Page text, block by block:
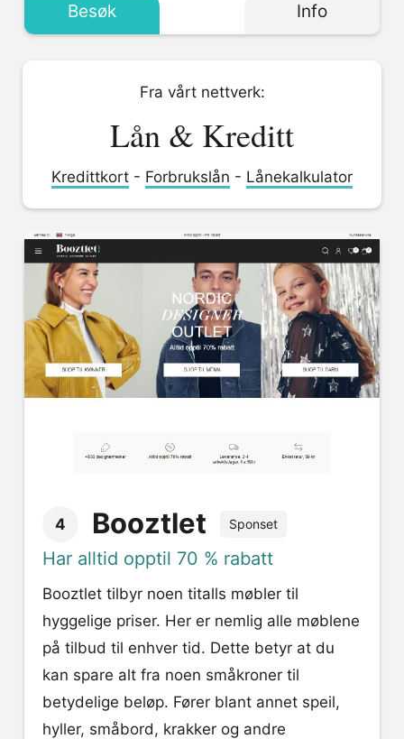
Besøk Info
Fra vårt nettverk:
Lån & Kreditt
Kredittkort - Forbrukslån - Lånekalkulator
4 Booztlet Sponset
Har alltid opptil 70 % rabatt
Booztlet tilbyr noen titalls møbler til
hyggelige priser. Her er nemlig alle møblene
på tilbud til enhver tid. Dette betyr at du
kan spare alt fra noen småkroner til
betydelige beløp. Fører blant annet speil,
hyller, småbord, krakker og andre